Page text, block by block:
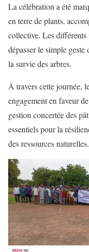
La célébration a été
en terre de plants,
collective. Les différents
dépasser le simple
la survie des arbres.
À travers cette journée,
engagement en faveur
gestion concertée des
essentiels pour la
des ressources naturelles.